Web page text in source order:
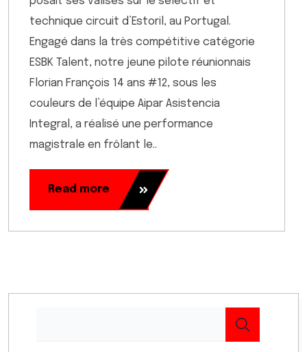
technique circuit d’Estoril, au Portugal.
Engagé dans la très compétitive catégorie
ESBK Talent, notre jeune pilote réunionnais
Florian François 14 ans #12, sous les
couleurs de l’équipe Aipar Asistencia
Integral, a réalisé une performance
magistrale en frôlant le..
Read more